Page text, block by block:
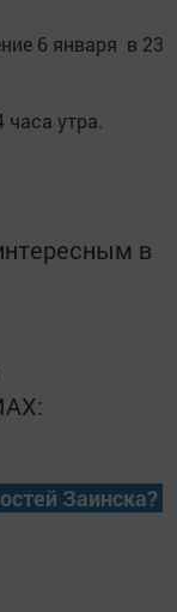
6 января в 23
часа утра.
в
Заинска?